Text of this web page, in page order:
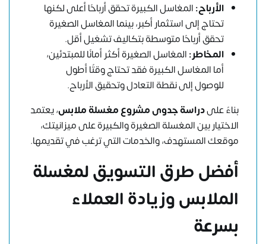
الأرباح:المغاسل الكبيرة تحقق أرباحًا أعلى لكنها
تحتاج إلى استثمار أكبر، بينما المغاسل الصغيرة
تحقق أرباحًا متوسطة بتكاليف تشغيل أقل.
المخاطر:المغاسل الصغيرة أكثر أمانًا للمبتدئين،
أما المغاسل الكبيرة فقد تحتاج وقتًا أطول
للوصول إلى نقطة التعادل وتحقيق الأرباح.
بناءً علىدراسة جدوى مشروع مغسلة ملابس، يعتمد
الاختيار بين المغسلة الصغيرة والكبيرة على ميزانيتك،
موقعك المستهدف، والخدمات التي ترغب في تقديمها.
أفضل طرق التسويق لمغسلة
الملابس وزيادة العملاء
بسرعة